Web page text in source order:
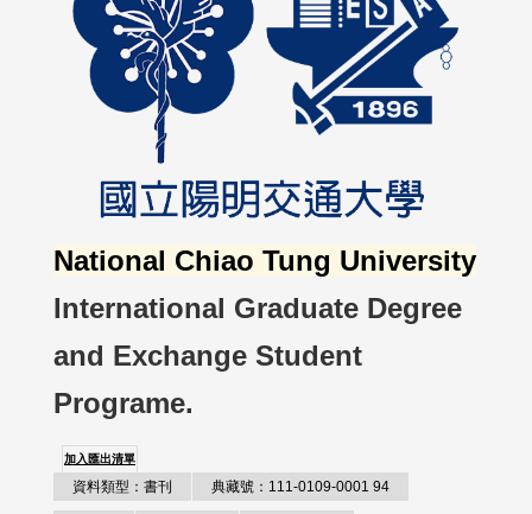
National Chiao Tung University
International Graduate Degree
and Exchange Student
Programe.
加入匯出清單
資料類型：書刊 典藏號：111-0109-0001 94